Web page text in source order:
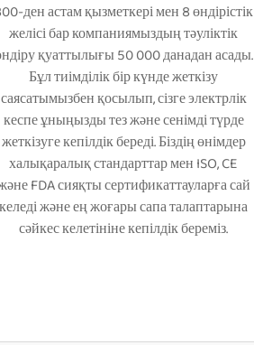
ден астам қызметкері мен 8 өндірістік
желісі бар компаниямыздың тәуліктік
қуаттылығы 50 000 данадан асады.
Бұл тиімділік бір күнде жеткізу
саясатымызбен қосылып, сізге электрлік
кеспе ұныңызды тез және сенімді түрде
жеткізуге кепілдік береді. Біздің өнімдер
халықаралық стандарттар мен ISO, CE
FDA сияқты сертификаттауларға сай
келеді және ең жоғары сапа талаптарына
сәйкес келетініне кепілдік береміз.